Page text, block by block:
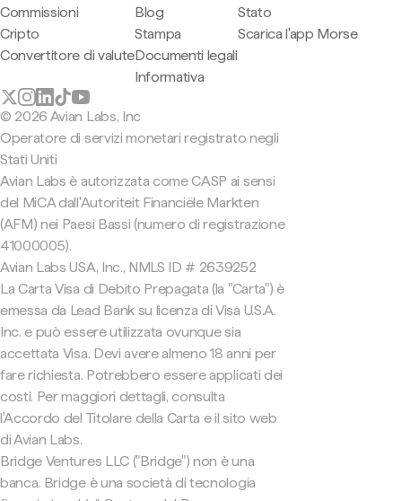
Commissioni
Cripto
Convertitore di valute
Blog
Stampa
Documenti legali
Informativa
Stato
Scarica l'app Morse
© 2026 Avian Labs, Inc
Operatore di servizi monetari registrato negli
Stati Uniti
Avian Labs è autorizzata come CASP ai sensi
del MiCA dall'Autoriteit Financiële Markten
(AFM) nei Paesi Bassi (numero di registrazione
41000005).
Avian Labs USA, Inc., NMLS ID # 2639252
La Carta Visa di Debito Prepagata (la "Carta") è
emessa da Lead Bank su licenza di Visa U.S.A.
Inc. e può essere utilizzata ovunque sia
accettata Visa. Devi avere almeno 18 anni per
fare richiesta. Potrebbero essere applicati dei
costi. Per maggiori dettagli, consulta
l'Accordo del Titolare della Carta e il sito web
di Avian Labs.
Bridge Ventures LLC ("Bridge") non è una
banca. Bridge è una società di tecnologia